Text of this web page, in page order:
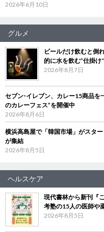
2026年6月10日
グルメ
ビールだけ飲むと倒
的に水を飲む”仕掛け
2026年8月7日
セブン‐イレブン、カレー15商品
のカレーフェス”を開催中
2026年8月6日
横浜高島屋で「韓国市場」がスタ
が集結
2026年8月5日
ヘルスケア
現代書林から新刊『
考塾の15人の医師や
2026年8月5日